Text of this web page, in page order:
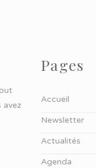
avez
Pages
Accueil
Newsletter
Actualités
Agenda